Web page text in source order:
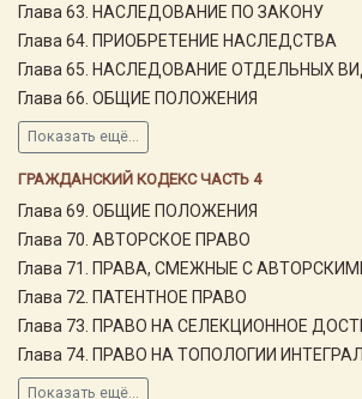
Глава 63. НАСЛЕДОВАНИЕ ПО ЗАКОНУ
Глава 64. ПРИОБРЕТЕНИЕ НАСЛЕДСТВА
Глава 65. НАСЛЕДОВАНИЕ ОТДЕЛЬНЫХ
Глава 66. ОБЩИЕ ПОЛОЖЕНИЯ
Показать ещё...
ГРАЖДАНСКИЙ КОДЕКС ЧАСТЬ 4
Глава 69. ОБЩИЕ ПОЛОЖЕНИЯ
Глава 70. АВТОРСКОЕ ПРАВО
Глава 71. ПРАВА, СМЕЖНЫЕ С
Глава 72. ПАТЕНТНОЕ ПРАВО
Глава 73. ПРАВО НА СЕЛЕКЦИОННОЕ
Глава 74. ПРАВО НА ТОПОЛОГИИ
Показать ещё...